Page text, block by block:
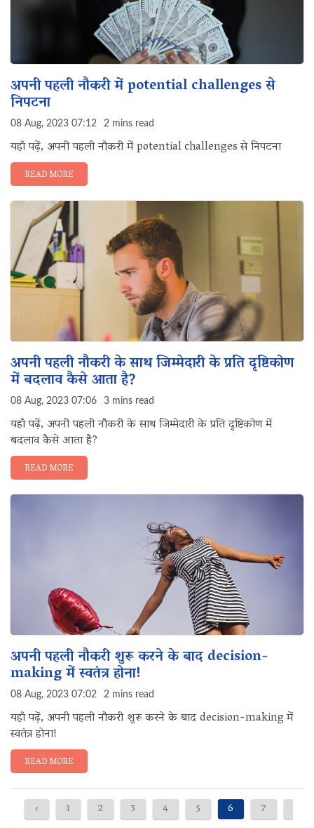
अपनी पहली नौकरी में potential challenges से
निपटना
08 Aug, 2023 07:12 2 mins read
यहाँ पढ़ें, अपनी पहली नौकरी में potential challenges से निपटना
READ MORE
अपनी पहली नौकरी के साथ जिम्मेदारी के प्रति दृष्टिकोण
में बदलाव कैसे आता है?
08 Aug, 2023 07:06 3 mins read
यहाँ पढ़ें, अपनी पहली नौकरी के साथ जिम्मेदारी के प्रति दृष्टिकोण में
बदलाव कैसे आता है?
READ MORE
अपनी पहली नौकरी शुरू करने के बाद decision-
making में स्वतंत्र होना!
08 Aug, 2023 07:02 2 mins read
यहाँ पढ़ें, अपनी पहली नौकरी शुरू करने के बाद decision-making में
स्वतंत्र होना!
READ MORE
‹ 1 2 3 4 5 6 7